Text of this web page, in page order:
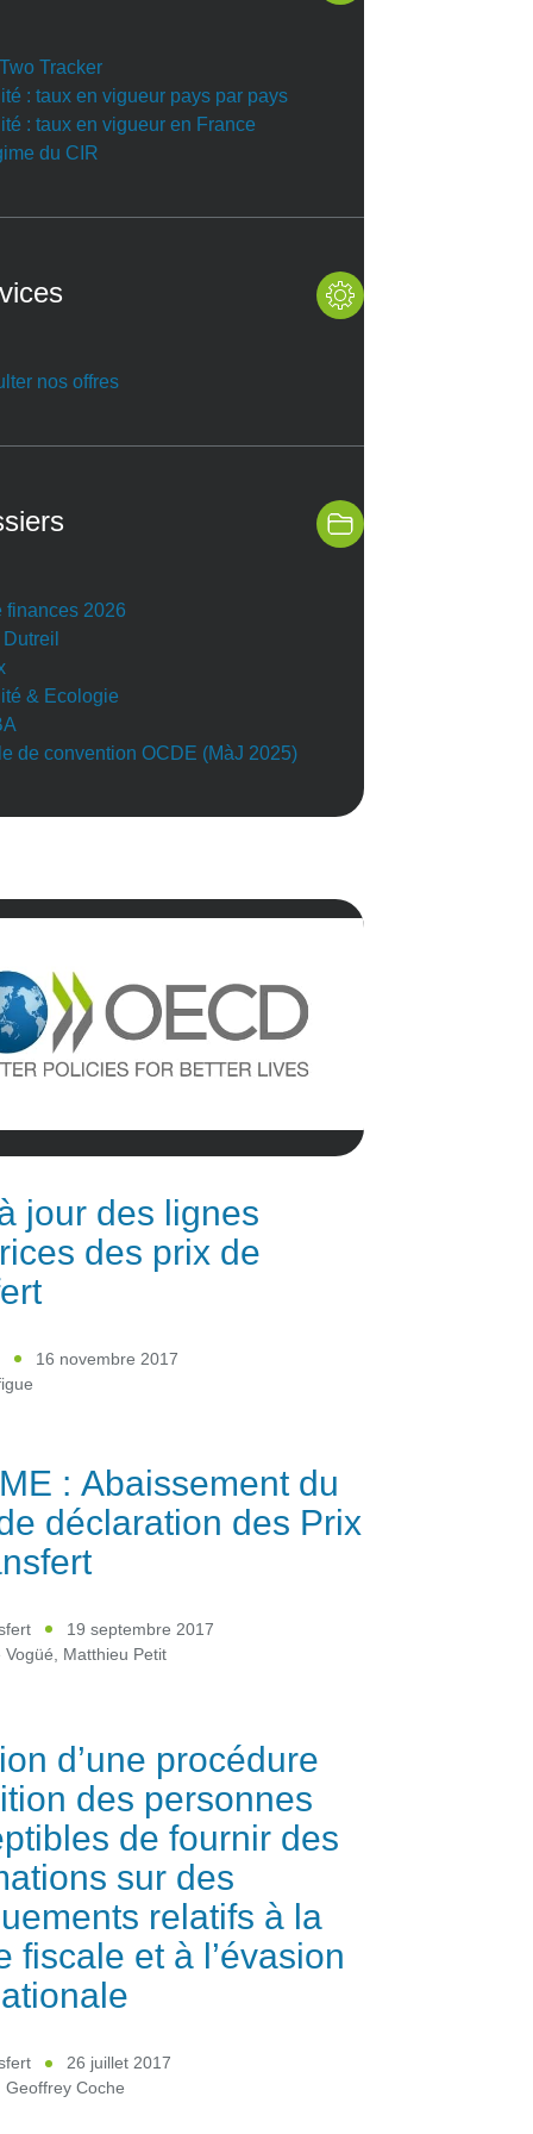
Tracker
: taux en vigueur pays par pays
: taux en vigueur en France
du CIR
nos offres
finances 2026
& Ecologie
de convention OCDE (MàJ 2025)
jour des lignes
des prix de
16 novembre 2017
: Abaissement du
déclaration des Prix
19 septembre 2017
Matthieu Petit
d’une procédure
des personnes
de fournir des
sur des
relatifs à la
fiscale et à l’évasion
26 juillet 2017
Geoffrey Coche